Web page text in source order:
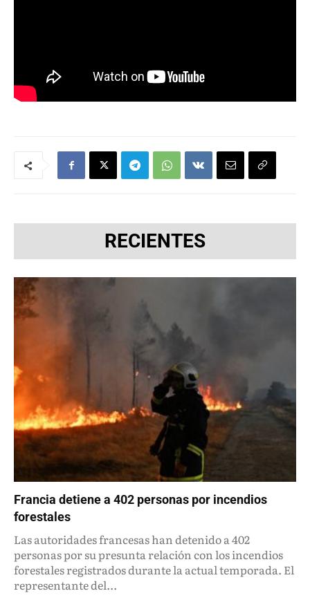
RECIENTES
Francia detiene a 402 personas por incendios
forestales
Las autoridades francesas han detenido a 402
personas por su presunta relación con los incendios
forestales registrados durante la actual temporada. El
representante del...